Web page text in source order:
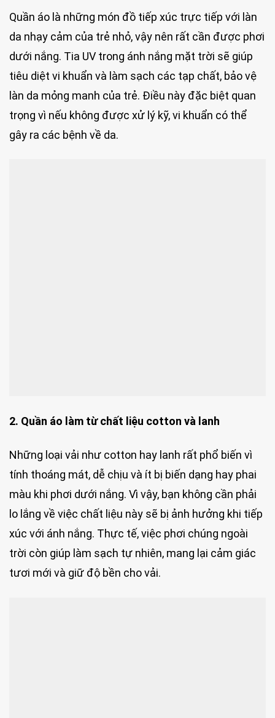
Quần áo là những món đồ tiếp xúc trực tiếp với làn
da nhạy cảm của trẻ nhỏ, vậy nên rất cần được phơi
dưới nắng. Tia UV trong ánh nắng mặt trời sẽ giúp
tiêu diệt vi khuẩn và làm sạch các tạp chất, bảo vệ
làn da mỏng manh của trẻ. Điều này đặc biệt quan
trọng vì nếu không được xử lý kỹ, vi khuẩn có thể
gây ra các bệnh về da.
2. Quần áo làm từ chất liệu cotton và lanh
Những loại vải như cotton hay lanh rất phổ biến vì
tính thoáng mát, dễ chịu và ít bị biến dạng hay phai
màu khi phơi dưới nắng. Vì vậy, bạn không cần phải
lo lắng về việc chất liệu này sẽ bị ảnh hưởng khi tiếp
xúc với ánh nắng. Thực tế, việc phơi chúng ngoài
trời còn giúp làm sạch tự nhiên, mang lại cảm giác
tươi mới và giữ độ bền cho vải.